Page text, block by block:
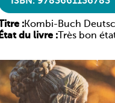
Titre :Kombi-Buch
(Neue Ausgabe
État du livre : Très bon